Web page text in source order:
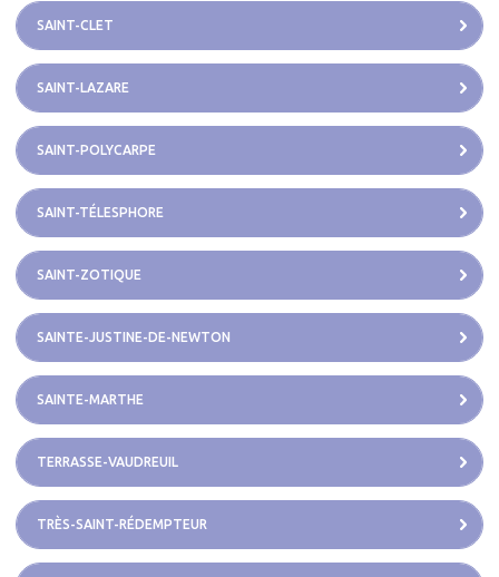
SAINT-CLET
SAINT-LAZARE
SAINT-POLYCARPE
SAINT-TÉLESPHORE
SAINT-ZOTIQUE
SAINTE-JUSTINE-DE-NEWTON
SAINTE-MARTHE
TERRASSE-VAUDREUIL
TRÈS-SAINT-RÉDEMPTEUR